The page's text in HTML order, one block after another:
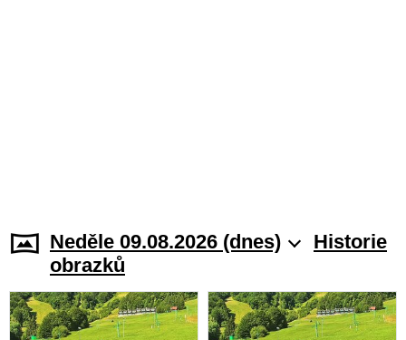
Neděle 09.08.2026 (dnes)
Historie
obrazků